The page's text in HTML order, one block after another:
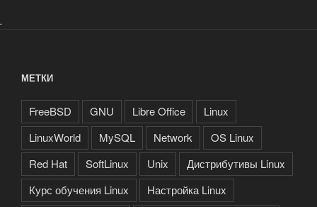
.
МЕТКИ
FreeBSD GNU Libre Office
Linux
LinuxWorld
MySQL Network
OS Linux
Red Hat
SoftLinux Unix
Дистрибутивы Linux
Курс обучения Linux
Настройка Linux